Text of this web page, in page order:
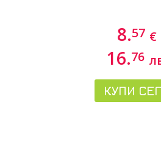
8.57 €
16.76
КУПИ